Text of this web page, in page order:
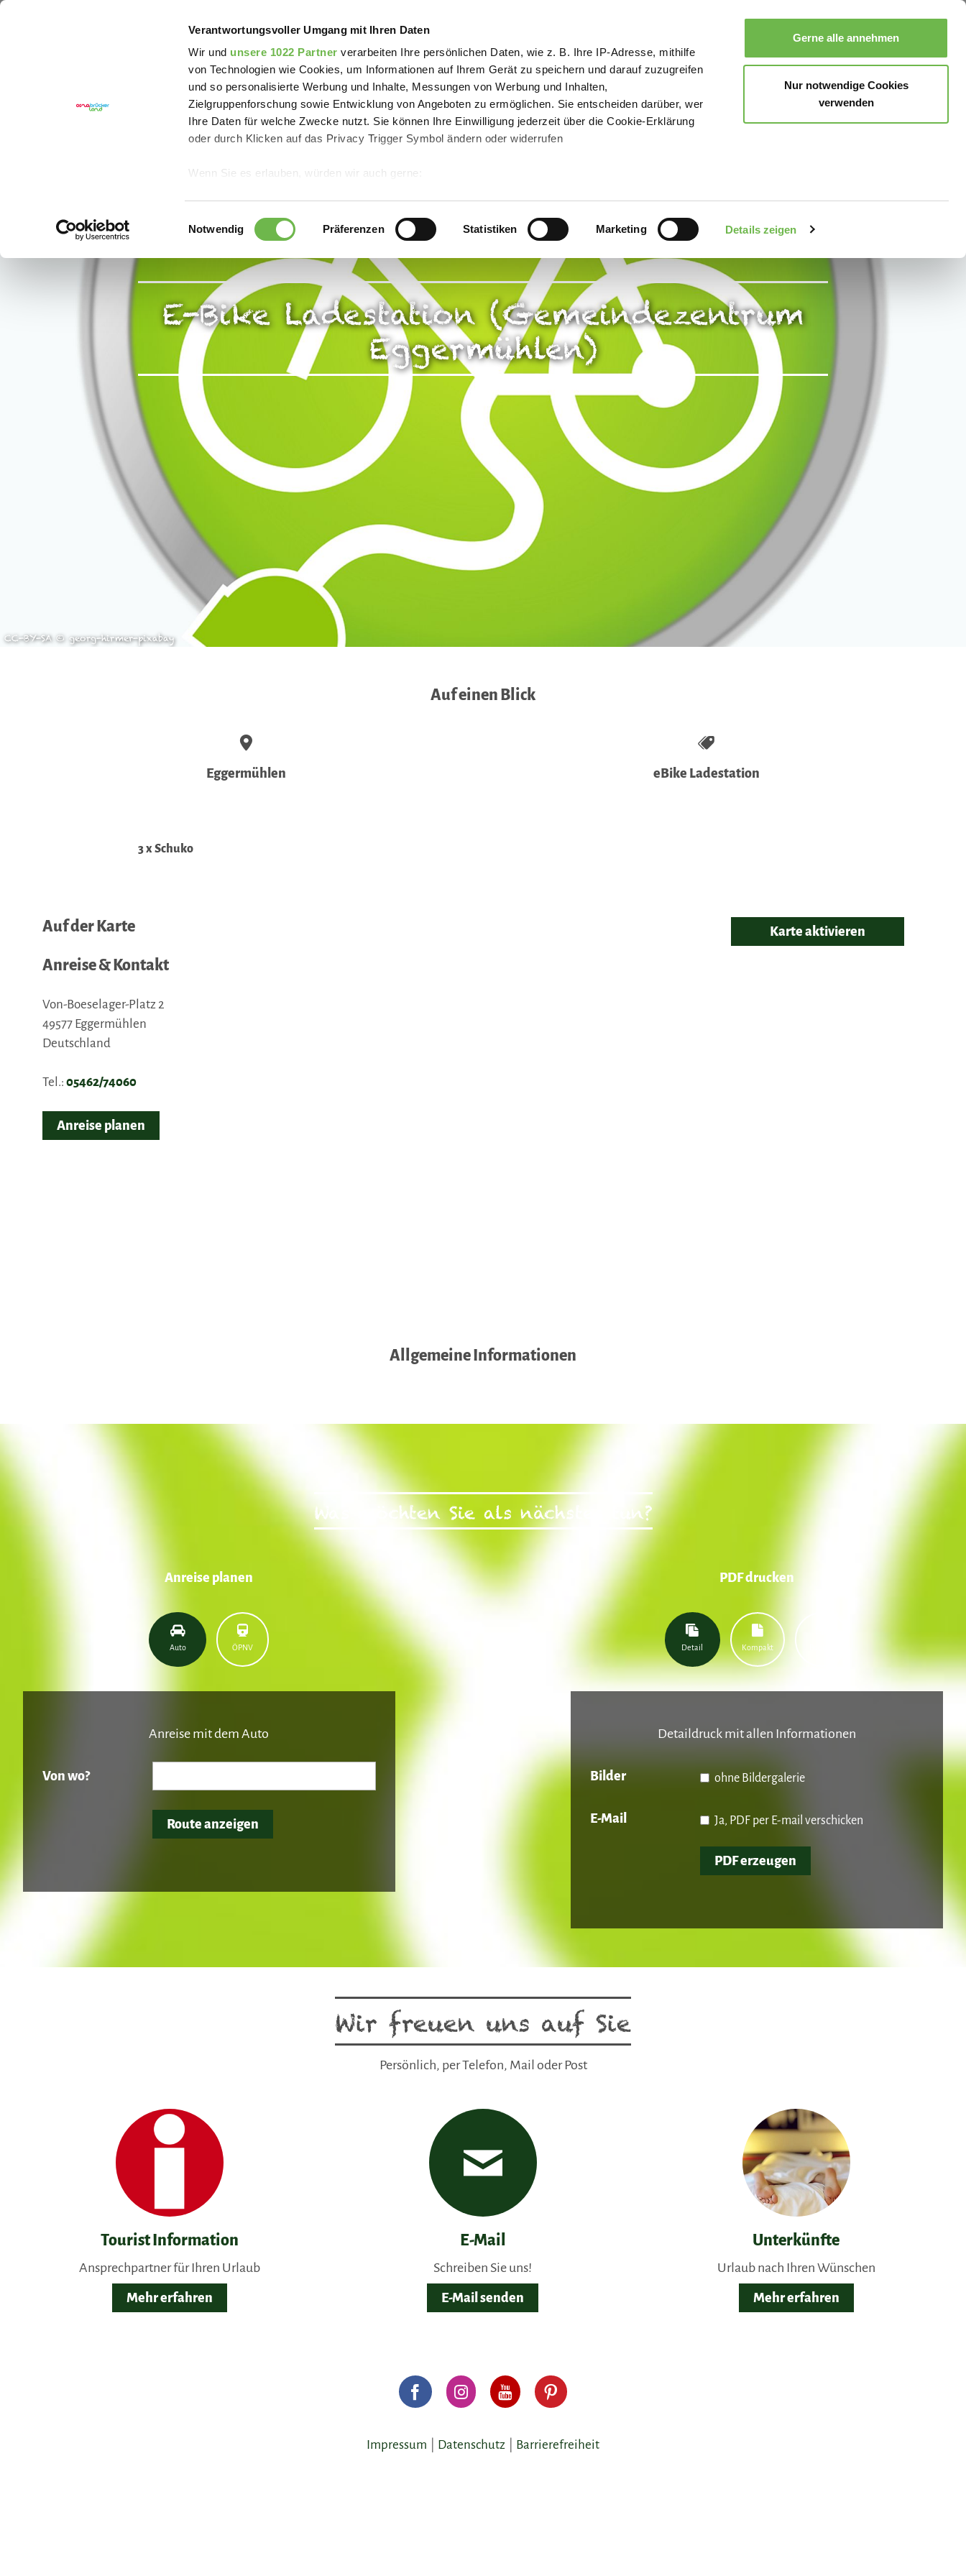
Verantwortungsvoller Umgang mit Ihren Daten
Wir und unsere 1022 Partner verarbeiten Ihre persönlichen Daten, wie z. B. Ihre IP-Adresse, mithilfe
von Technologien wie Cookies, um Informationen auf Ihrem Gerät zu speichern und darauf zuzugreifen
und so personalisierte Werbung und Inhalte, Messungen von Werbung und Inhalten,
Zielgruppenforschung sowie Entwicklung von Angeboten zu ermöglichen. Sie entscheiden darüber, wer
Ihre Daten für welche Zwecke nutzt. Sie können Ihre Einwilligung jederzeit über die Cookie-Erklärung
oder durch Klicken auf das Privacy Trigger Symbol ändern oder widerrufen
Wenn Sie es erlauben, würden wir auch gerne:
Ihr Gerät durch aktives Scannen nach bestimmten Merkmalen (Fingerprinting) identifizieren
Präferenzen imAbschnitt Einzelheiten fest.
Wir verwenden Cookies, um Inhalte und Anzeigen zu personalisieren, Funktionen für soziale Medien
anbieten zu können und die Zugriffe auf unsere Website zu analysieren.Danke, dass Sie uns in
unserer Arbeit unterstützen!
Hinweis auf Verarbeitung Ihrer auf dieser Webseite erhobenen Daten in den USA durch Google
und YouTube:
Indem Sie auf "Gerne Alle annehmen" oder Präferenzen, Statistiken oder Marketing
ankreuzen und auf „Auswahl manuell festlegen“ klicken, willigen Sie zugleich gem. Art. 49 Abs. 1 S. 1 lit.
a DSGVO ein, dass Ihre Daten in den USA verarbeitet werden. Die USA werden vom Europäischen
Gerichtshof als ein Land mit einem nach EU-Standards unzureichendem Datenschutzniveau
eingeschätzt. Es besteht insbesondere das Risiko, dass Ihre Daten durch US-Behörden, zu Kontroll-
und zu Überwachungszwecken, möglicherweise auch ohne Rechtsbehelfsmöglichkeiten, verarbeitet
werden können. Wenn Sie auf "Auswahl manuell festlegen" klicken und keine der optionalen Boxen
(Präferenzen, Statistiken oder Marketing ausgewählt haben, findet die vorgehend beschriebene
Übermittlung nicht statt. Weitere Informationen erhalten Sie in unseren Datenschutzhinweisen.
Ausführlich informieren wir Sie darüber gerne hier:
Datenschutz Impressum
Einwilligungsauswahl
Notwendig Präferenzen Statistiken Marketing Details zeigen
Gerne alle annehmen
Nur notwendige Cookies
verwenden
Suche Buchen Menü
E-Bike Ladestation (Gemeindezentrum
Eggermühlen)
CC-BY-SA © georg-hirmer-pixabay
Auf einen Blick
Eggermühlen eBike Ladestation
3 x Schuko
Auf der Karte
Anreise & Kontakt
Von-Boeselager-Platz 2
49577 Eggermühlen
Deutschland
Tel.: 05462/74060
Anreise planen
Karte aktivieren
Allgemeine Informationen
Was möchten Sie als nächstes tun?
Anreise planen
Auto ÖPNV
Anreise mit dem Auto
Von wo?
Route anzeigen
PDF drucken
Detail Kompakt
Detaildruck mit allen Informationen
Bilder ohne Bildergalerie
E-Mail Ja, PDF per E-mail verschicken
PDF erzeugen
Wir freuen uns auf Sie
Persönlich, per Telefon, Mail oder Post
Tourist Information
Ansprechpartner für Ihren Urlaub
Mehr erfahren
E-Mail
Schreiben Sie uns!
E-Mail senden
Unterkünfte
Urlaub nach Ihren Wünschen
Mehr erfahren
Impressum Datenschutz Barrierefreiheit